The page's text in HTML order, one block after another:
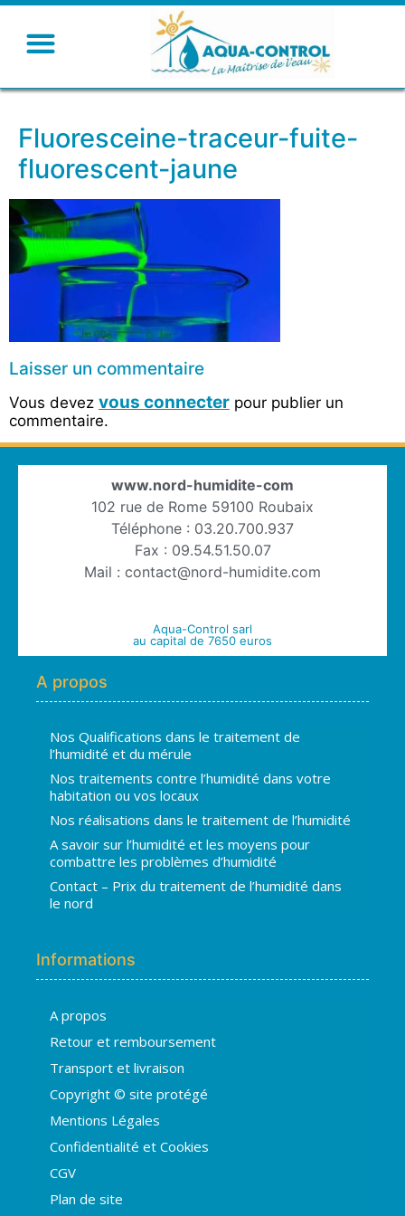
Fluoresceine-traceur-fuite-
fluorescent-jaune
Laisser un commentaire
Vous devez vous connecter pour publier un
commentaire.
www.nord-humidite-com
102 rue de Rome 59100 Roubaix
Téléphone : 03.20.700.937
Fax : 09.54.51.50.07
Mail : contact@nord-humidite.com
Aqua-Control sarl
au capital de 7650 euros
A propos
Nos Qualifications dans le traitement de
l’humidité et du mérule
Nos traitements contre l’humidité dans votre
habitation ou vos locaux
Nos réalisations dans le traitement de l’humidité
A savoir sur l’humidité et les moyens pour
combattre les problèmes d’humidité
Contact – Prix du traitement de l’humidité dans
le nord
Informations
A propos
Retour et remboursement
Transport et livraison
Copyright © site protégé
Mentions Légales
Confidentialité et Cookies
CGV
Plan de site
En ligne · répond en quelques secondes
H
👋 Bonjour ! Je suis
puis-je vous aider ?
21:09